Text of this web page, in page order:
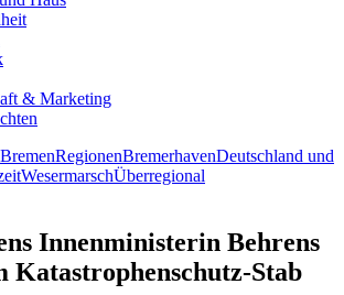
& Marketing
BremenRegionenBremerhavenDeutschland und
WesermarschÜberregional
Innenministerin Behrens
Katastrophenschutz-Stab